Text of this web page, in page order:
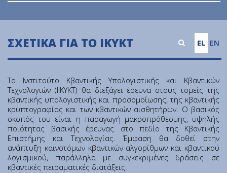
Ινστιτούτο Πυρηνικών & Ραδιολογικών Επιστημών &
Ινστιτούτο Νανοεπιστήμης & Νανοτεχνολογίας (ΙΝΝ)
Ινστιτούτο Πυρηνικής & Σωματιδιακής Φυσικής (ΙΠΣΦ)
Ινστιτούτο Κβαντικής Υπολογιστικής και Κβαντικής
Τεχνολογίας (ΙΚΥΚΤ)
Εθνικές Ερευνητικές Υποδομές
ΣΧΕΤΙΚΆ ΓΙΑ ΤΟ ΙΚΥΚΤ EL EN
Το Ινστιτούτο Κβαντικής Υπολογιστικής και Κβαντικών
Τεχνολογιών (IΙΚΥΚΤ) θα διεξάγει έρευνα στους τομείς της
κβαντικής υπολογιστικής και προσομοίωσης, της κβαντικής
κρυπτογραφίας και των κβαντικών αισθητήρων. Ο βασικός
σκοπός του είναι η παραγωγή μακροπρόθεσμης, υψηλής
ποιότητας βασικής έρευνας στο πεδίο της Κβαντικής
Επιστήμης και Τεχνολογίας. Έμφαση θα δοθεί στην
ανάπτυξη καινοτόμων κβαντικών αλγορίθμων και κβαντικού
λογισμικού, παράλληλα με συγκεκριμένες δράσεις σε
κβαντικές πειραματικές διατάξεις.